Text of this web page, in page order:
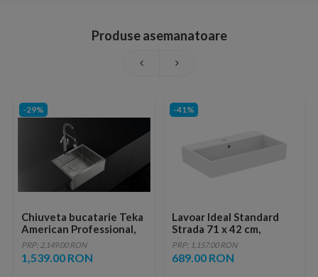
Produse asemanatoare
-29%
Chiuveta bucatarie Teka
American Professional,
front inox masiv,
595x468mm, adancime
cuva 20cm, SilentSmart,
PRP: 2,149.00 RON
1,539.00 RON
-41%
Lavoar Ideal Standard
Strada 71 x 42 cm,
montaj pe mobilier
PRP: 1,157.00 RON
689.00 RON